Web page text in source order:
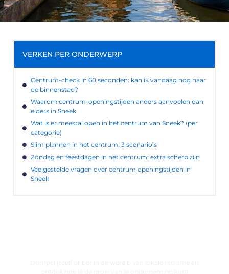
VERKEN PER ONDERWERP
Centrum-check in 60 seconden: kan ik vandaag nog naar
de binnenstad?
Waarom centrum-openingstijden anders aanvoelen dan
elders in Sneek
Wat is er meestal open in het centrum van Sneek? (per
categorie)
Slim plannen in het centrum: 3 scenario’s
Zondag en feestdagen in het centrum: extra scherp zijn
Veelgestelde vragen over centrum openingstijden in
Sneek